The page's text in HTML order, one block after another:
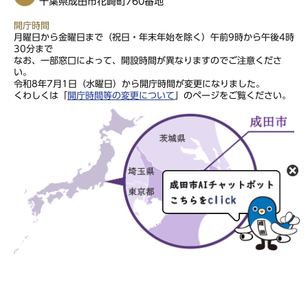
開庁時間
月曜日から金曜日まで（祝日・年末年始を除く）午前9時から午後4時
30分まで
なお、一部窓口によって、開設時間が異なりますのでご注意くださ
い。
令和8年7月1日（水曜日）から開庁時間が変更になりました。
くわしくは「
開庁時間等の変更について 」のページをご覧ください。